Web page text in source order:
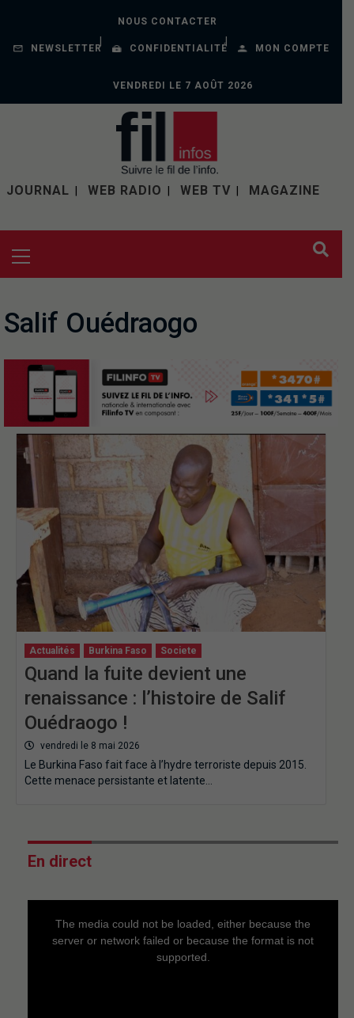
NOUS CONTACTER
NEWSLETTER CONFIDENTIALITÉ MON COMPTE
VENDREDI LE 7 AOÛT 2026
JOURNAL WEB RADIO WEB TV MAGAZINE
Salif Ouédraogo
Actualités Burkina Faso Societe
Quand la fuite devient une
renaissance : l’histoire de Salif
Ouédraogo !
vendredi le 8 mai 2026
Le Burkina Faso fait face à l’hydre terroriste depuis 2015.
Cette menace persistante et latente…
En direct
The media could not be loaded, either because the
server or network failed or because the format is not
supported.